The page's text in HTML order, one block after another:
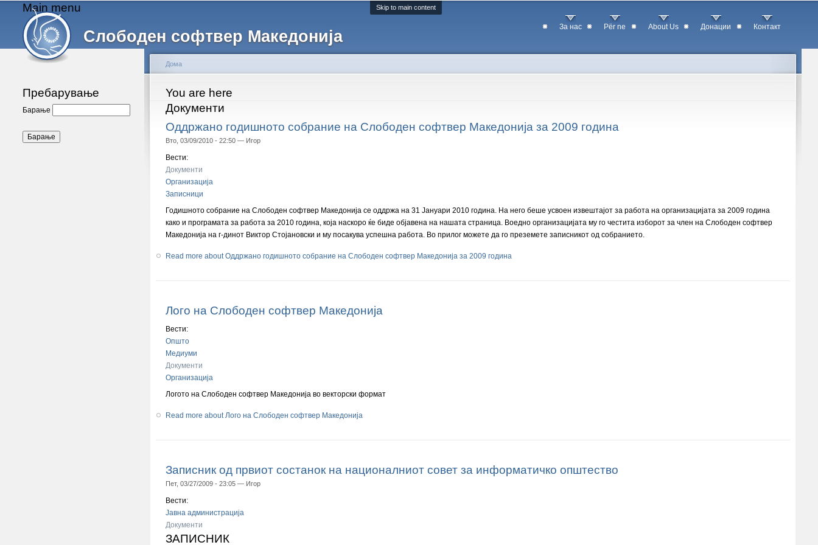
Skip to main content
Слободен софтвер Македонија
Main menu
За нас Për ne About Us Донации Контакт
Пребарување
Барање
You are here
Дома
Документи
Оддржано годишното собрание на Слободен софтвер Македонија за 2009 година
Вто, 03/09/2010 - 22:50 — Игор
Вести:
Документи
Организација
Записници
Годишното собрание на Слободен софтвер Македонија се оддржа на 31 Јануари 2010 година. На него беше усвоен извештајот за работа на организацијата за 2009 година
како и програмата за работа за 2010 година, која наскоро ќе биде објавена на нашата страница. Воедно организацијата му го честита изборот за член на Слободен софтвер
Македонија на г-динот Виктор Стојановски и му посакува успешна работа. Во прилог можете да го преземете записникот од собранието.
Read more about Оддржано годишното собрание на Слободен софтвер Македонија за 2009 година
Лого на Слободен софтвер Македонија
Вести:
Општо
Медиуми
Документи
Организација
Логото на Слободен софтвер Македонија во векторски формат
Read more about Лого на Слободен софтвер Македонија
Записник од првиот состанок на националниот совет за информатичко општество
Пет, 03/27/2009 - 23:05 — Игор
Вести:
Јавна администрација
Документи
ЗАПИСНИК